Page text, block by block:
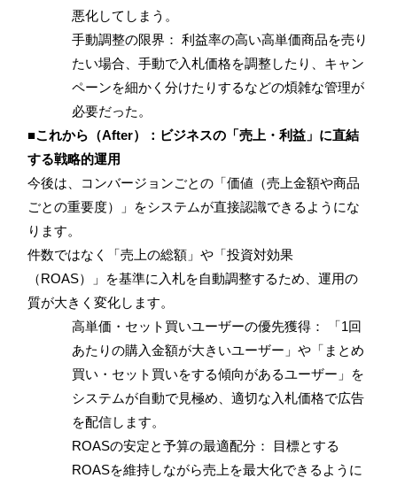
悪化してしまう。
手動調整の限界： 利益率の高い高単価商品を売り
たい場合、手動で入札価格を調整したり、キャン
ペーンを細かく分けたりするなどの煩雑な管理が
必要だった。
■これから（After）：ビジネスの「売上・利益」に直結
する戦略的運用
今後は、コンバージョンごとの「価値（売上金額や商品
ごとの重要度）」をシステムが直接認識できるようにな
ります。
件数ではなく「売上の総額」や「投資対効果
（ROAS）」を基準に入札を自動調整するため、運用の
質が大きく変化します。
高単価・セット買いユーザーの優先獲得： 「1回
あたりの購入金額が大きいユーザー」や「まとめ
買い・セット買いをする傾向があるユーザー」を
システムが自動で見極め、適切な入札価格で広告
を配信します。
ROASの安定と予算の最適配分： 目標とする
ROASを維持しながら売上を最大化できるように